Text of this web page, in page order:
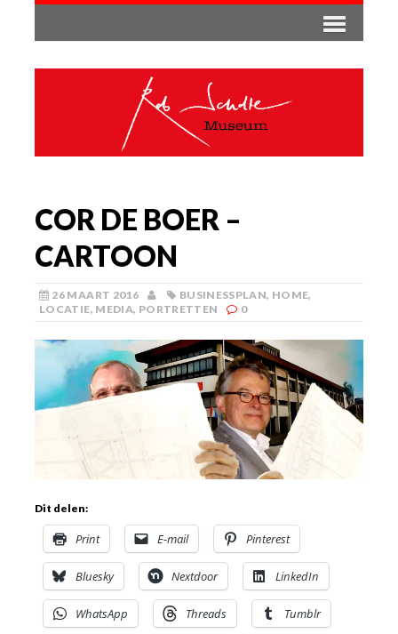
COR DE BOER –
CARTOON
26 MAART 2016 BUSINESSPLAN, HOME,
LOCATIE, MEDIA, PORTRETTEN 0
Dit delen:
Print E-mail Pinterest
Bluesky Nextdoor LinkedIn
WhatsApp Threads Tumblr